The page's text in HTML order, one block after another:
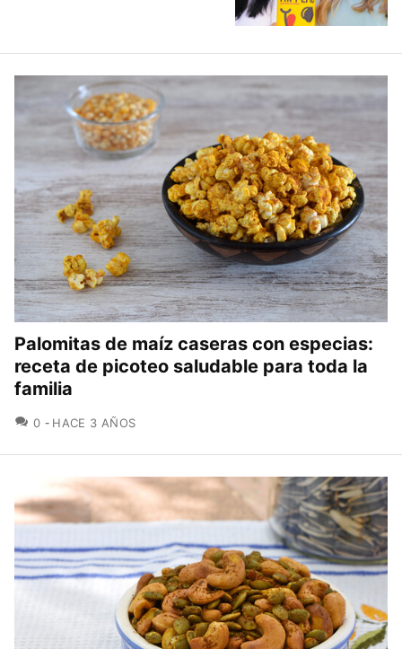
Palomitas de maíz caseras con especias:
receta de picoteo saludable para toda la
familia
0 COMENTARIOS
HACE 3 AÑOS